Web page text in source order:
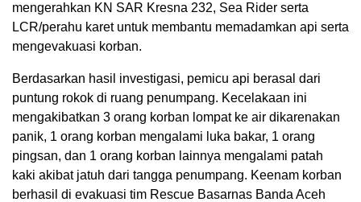
mengerahkan KN SAR Kresna 232, Sea Rider serta
LCR/perahu karet untuk membantu memadamkan api serta
mengevakuasi korban.
Berdasarkan hasil investigasi, pemicu api berasal dari
puntung rokok di ruang penumpang. Kecelakaan ini
mengakibatkan 3 orang korban lompat ke air dikarenakan
panik, 1 orang korban mengalami luka bakar, 1 orang
pingsan, dan 1 orang korban lainnya mengalami patah
kaki akibat jatuh dari tangga penumpang. Keenam korban
berhasil di evakuasi tim Rescue Basarnas Banda Aceh